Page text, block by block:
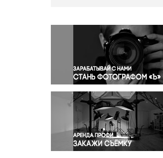
Окружающая среда
Политика
Правосудие
Происшествия и конфликты
Религия
Светская жизнь
Спорт
Экология
Экономика и бизнес